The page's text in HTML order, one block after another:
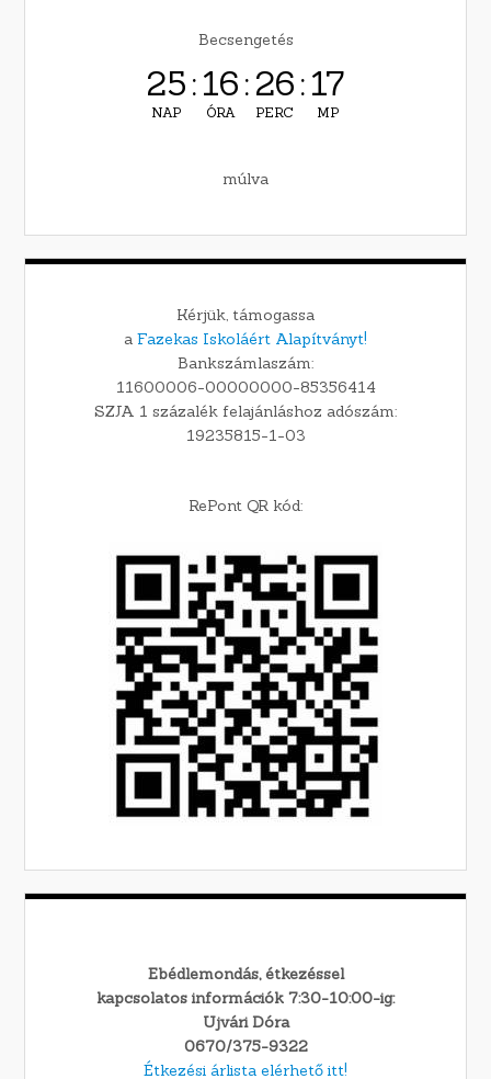
Becsengetés
25
NAP
:16
ÓRA
:26
PERC
:16
MP
múlva
Kérjük, támogassa
a Fazekas Iskoláért Alapítványt!
Bankszámlaszám:
11600006-00000000-85356414
SZJA 1 százalék felajánláshoz adószám:
19235815-1-03
RePont QR kód:
Ebédlemondás, étkezéssel
kapcsolatos információk 7:30-10:00-ig:
Ujvári Dóra
0670/375-9322
Étkezési árlista elérhető itt!